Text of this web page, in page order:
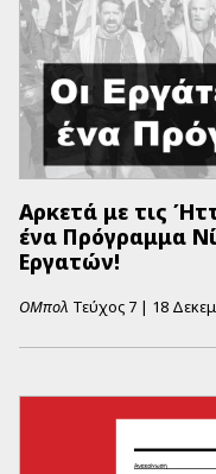
Αρκετά με τις
ένα Πρόγραμμα
Εργατών!
ΟΜπολ Τεύχος 7 | 18